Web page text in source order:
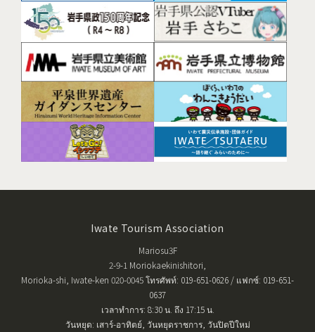
Iwate Tourism Association
Mariosu3F
2-9-1 Moriokaekinishitori,
Morioka-shi, Iwate-ken 020-0045 โทรศัพท์: 019-651-0626 / แฟกซ์: 019-651-
0637
เวลาทำการ: 8:30 น. ถึง 17:15 น.
วันหยุด: เสาร์-อาทิตย์, วันหยุดราชการ, วันปิดปีใหม่